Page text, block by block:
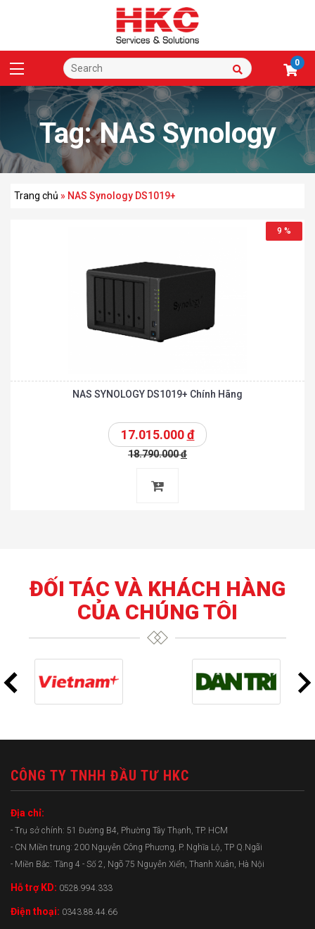
0
Tag:NAS Synology
DS1019+
Trang chủ » NAS Synology DS1019+
9 %
NAS SYNOLOGY DS1019+ Chính Hãng
17.015.000đ
18.790.000đ
ĐỐI TÁC VÀ KHÁCH HÀNG
CỦA CHÚNG TÔI
CÔNG TY TNHH ĐẦU TƯ HKC
Địa chỉ:
- Trụ sở chính: 51 Đường B4, Phường Tây Thạnh, TP. HCM
- CN Miền trung: 200 Nguyễn Công Phương, P. Nghĩa Lộ, TP Q.Ngãi
- Miền Bắc: Tầng 4 - Số 2, Ngõ 75 Nguyễn Xiển, Thanh Xuân, Hà Nội
Hỗ trợ KD: 0528.994.333
Điện thoại: 0343.88.44.66